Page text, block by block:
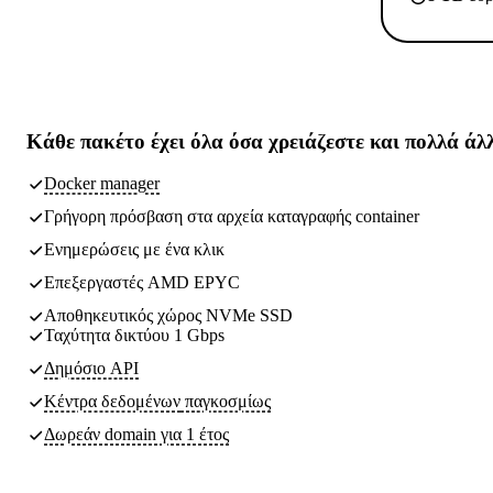
Κάθε πακέτο έχει όλα όσα χρειάζεστε και πολλά
Docker manager
Γρήγορη πρόσβαση στα αρχεία καταγραφής container
Ενημερώσεις με ένα κλικ
Επεξεργαστές AMD EPYC
Αποθηκευτικός χώρος NVMe SSD
Ταχύτητα δικτύου 1 Gbps
Δημόσιο API
Κέντρα δεδομένων παγκοσμίως
Δωρεάν domain για 1 έτος